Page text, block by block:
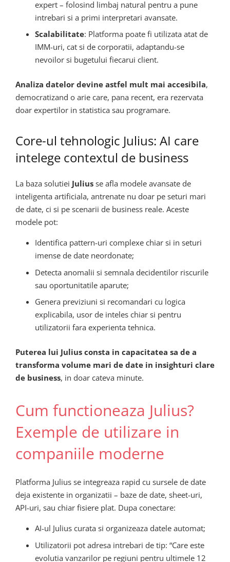
expert – folosind limbaj natural pentru a pune
intrebari si a primi interpretari avansate.
Scalabilitate: Platforma poate fi utilizata atat de
IMM-uri, cat si de corporatii, adaptandu-se
nevoilor si bugetului fiecarui client.
Analiza datelor devine astfel mult mai accesibila,
democratizand o arie care, pana recent, era rezervata
doar expertilor in statistica sau programare.
Core-ul tehnologic Julius: AI care
intelege contextul de business
La baza solutiei Julius se afla modele avansate de
inteligenta artificiala, antrenate nu doar pe seturi mari
de date, ci si pe scenarii de business reale. Aceste
modele pot:
Identifica pattern-uri complexe chiar si in seturi
imense de date neordonate;
Detecta anomalii si semnala decidentilor riscurile
sau oportunitatile aparute;
Genera previziuni si recomandari cu logica
explicabila, usor de inteles chiar si pentru
utilizatorii fara experienta tehnica.
Puterea lui Julius consta in capacitatea sa de a
transforma volume mari de date in insighturi clare
de business, in doar cateva minute.
Cum functioneaza Julius?
Exemple de utilizare in
companiile moderne
Platforma Julius se integreaza rapid cu sursele de date
deja existente in organizatii – baze de date, sheet-uri,
API-uri, sau chiar fisiere plat. Dupa conectare:
AI-ul Julius curata si organizeaza datele automat;
Utilizatorii pot adresa intrebari de tip: “Care este
evolutia vanzarilor pe regiuni pentru ultimele 12